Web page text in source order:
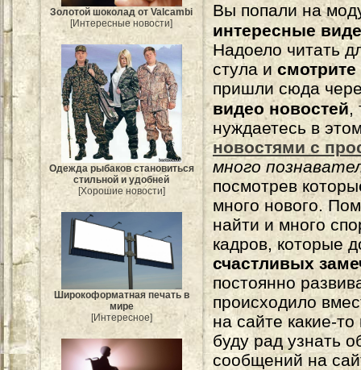
Золотой шоколад от Valcambi
[Интересные новости]
Одежда рыбаков становиться
стильной и удобней
[Хорошие новости]
Широкоформатная печать в
мире
[Интересное]
Вы попали на
интересные
Надоело читать
стула и
пришли сюда
видео новостей,
нуждаетесь в
новостями с
много
посмотрев
много нового.
найти и много
кадров, которые
счастливых
постоянно
происходило
на сайте какие-
буду рад узнать
сообщений на